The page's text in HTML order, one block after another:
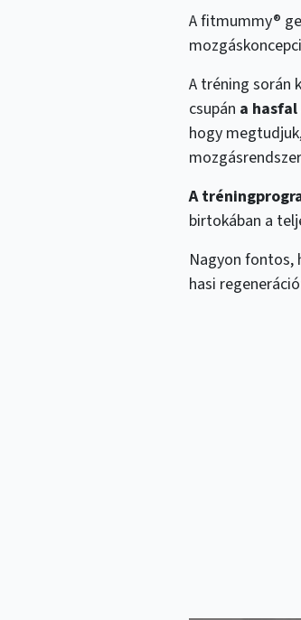
A fitmummy®
A tréning során
csupán a
hogy
A
birtokában a
Nagyon fontos,
hasi